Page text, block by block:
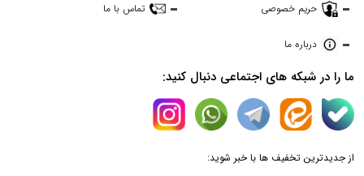
حریم خصوصی تماس با ما
درباره ما
ما را در شبکه های اجتماعی دنبال کنید:
از جدیدترین تخفیف ها با خبر شوید: